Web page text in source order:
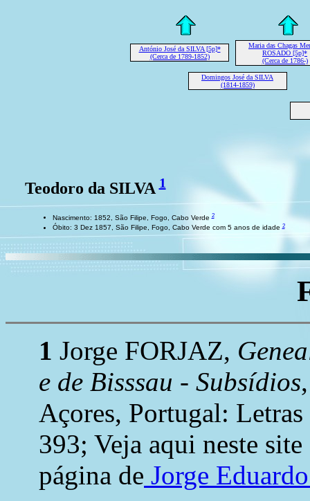
António José da SILVA [5p]*
(Cerca de 1789-1852)
Maria das Chagas
ROSADO [5p]*
(Cerca de 1786-)
Domingos José da SILVA
(1814-1859)
Teodoro da SILVA1
Nascimento: 1852, São Filipe, Fogo, Cabo Verde2
Óbito: 3 Dez 1857, São Filipe, Fogo, Cabo Verde com 5 anos de idade2
1 Jorge FORJAZ,
e de Bisssau - Subsídios
Açores, Portugal:
393; Veja aqui neste
página de Jorge